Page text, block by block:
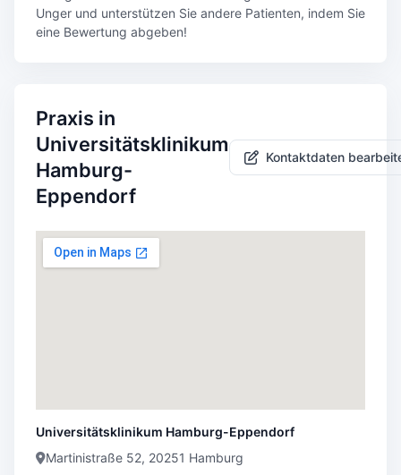
Unger und unterstützen Sie andere Patienten, indem Sie
eine Bewertung abgeben!
Praxis in
Universitätsklinikum
Hamburg-
Eppendorf
Kontaktdaten
Universitätsklinikum Hamburg-Eppendorf
Martinistraße 52, 20251 Hamburg